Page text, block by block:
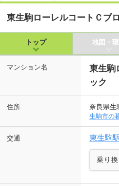
東生駒ローレルコートＣブ
トップ 地図・
マンション名
東生駒
ック
住所 奈良県生
生駒市の
交通 東生駒
乗り